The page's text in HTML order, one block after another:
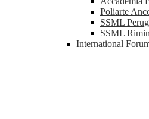
Poliarte
SSML
SSML
International